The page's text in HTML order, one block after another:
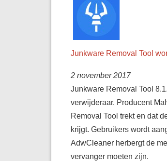
Junkware Removal Tool
2 november 2017
Junkware Removal Tool
verwijderaar. Producent
Removal Tool trekt en dat
krijgt. Gebruikers wordt
AdwCleaner herbergt de
vervanger moeten zijn.